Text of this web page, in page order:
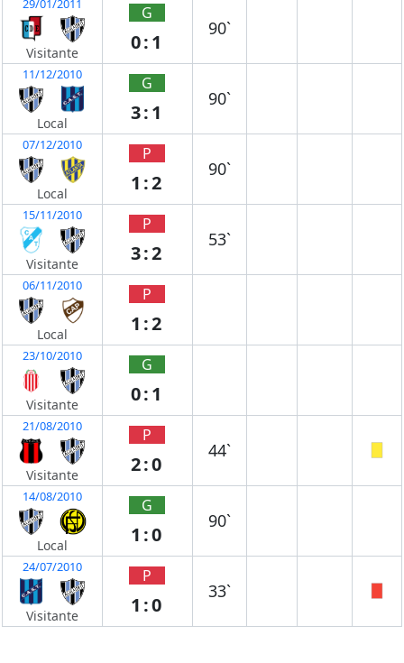
Visitante
G
0:1
90`
11/12/2010
Local
G
3:1
90`
07/12/2010
Local
P
1:2
90`
15/11/2010
Visitante
P
3:2
53`
06/11/2010
Local
P
1:2
23/10/2010
Visitante
G
0:1
21/08/2010
Visitante
P
2:0
44`
14/08/2010
Local
G
1:0
90`
24/07/2010
Visitante
P
1:0
33`